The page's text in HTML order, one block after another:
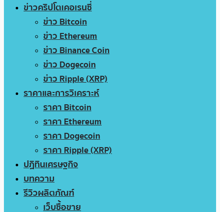
ข่าวคริปโตเคอเรนซี่
ข่าว Bitcoin
ข่าว Ethereum
ข่าว Binance Coin
ข่าว Dogecoin
ข่าว Ripple (XRP)
ราคาและการวิเคราะห์
ราคา Bitcoin
ราคา Ethereum
ราคา Dogecoin
ราคา Ripple (XRP)
ปฏิทินเศรษฐกิจ
บทความ
รีวิวผลิตภัณฑ์
เว็บซื้อขาย